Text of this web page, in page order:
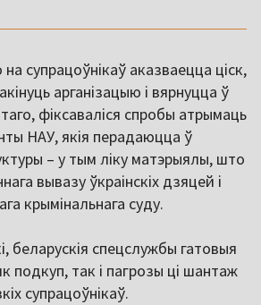
супрацоўнікаў аказваецца ціск,
арганізацыю і вярнуцца ў
фіксаваліся спробы атрымаць
НАУ, якія перадаюцца ў
– у тым ліку матэрыялы, што
вывазу ўкраінскіх дзяцей і
крымінальнага суду.
беларускія спецслужбы гатовыя
подкуп, так і пагрозы ці шантаж
супрацоўнікаў.